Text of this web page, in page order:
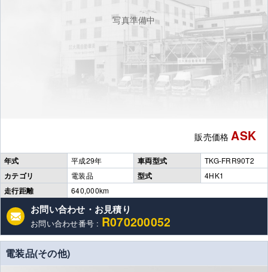
写真準備中
販売価格 ASK
年式 平成29年 車両型式 TKG-FRR90T2
カテゴリ 電装品 型式 4HK1
走行距離 640,000km
お問い合わせ・お見積り
お問い合わせ番号 : R070200052
電装品(その他)